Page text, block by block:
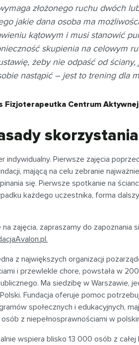
złożonego ruchu dwóch
jakie dana osoba ma
kątowym i musi stanowić
skupienia na celowym
żeby nie odpaść od
nastąpić – jest to trening dla
Fizjoterapeutka Centrum
indywidualny. Pierwsze zajęcia
mającą na celu zebranie
się. Pierwsze spotkanie na
każdego uczestnika, forma
zajęcia, zapraszamy do zapoznania
z największych organizacji
i przewlekle chore, powstała w
Ma siedzibę w Warszawie,
Fundacja oferuje pomoc
społecznych i edukacyjnych,
z niepełnosprawnościami w
wspiera blisko 13 000 osób z